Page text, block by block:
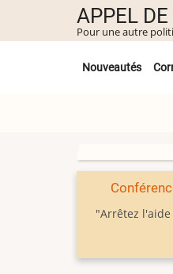
contenu
APPEL
Pour une autre
Nouveautés
"Arrêtez